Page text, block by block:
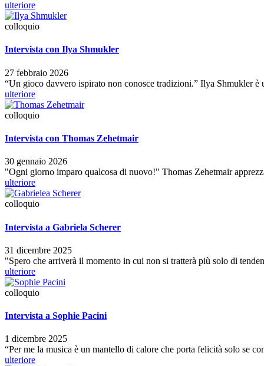
ulteriore
colloquio
Intervista con Ilya Shmukler
27 febbraio 2026
“Un gioco davvero ispirato non conosce tradizioni.” Ilya Shmukler
ulteriore
colloquio
Intervista con Thomas Zehetmair
30 gennaio 2026
"Ogni giorno imparo qualcosa di nuovo!" Thomas Zehetmair
ulteriore
colloquio
Intervista a Gabriela Scherer
31 dicembre 2025
"Spero che arriverà il momento in cui non si tratterà più solo di
ulteriore
colloquio
Intervista a Sophie Pacini
1 dicembre 2025
“Per me la musica è un mantello di calore che porta felicità solo se
ulteriore